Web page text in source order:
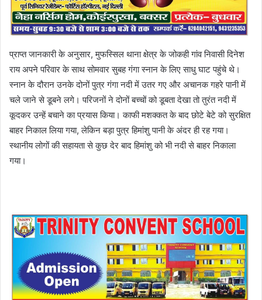
प्राप्त जानकारी के अनुसार, मुफस्सिल थाना क्षेत्र के जोकही गांव निवासी दिनेश
राय अपने परिवार के साथ सोमवार सुबह गंगा स्नान के लिए साधु घाट पहुंचे थे।
स्नान के दौरान उनके दोनों पुत्र गंगा नदी में उतर गए और अचानक गहरे पानी में
चले जाने से डूबने लगे। परिजनों ने दोनों बच्चों को डूबता देखा तो तुरंत नदी में
कूदकर उन्हें बचाने का प्रयास किया। काफी मशक्कत के बाद छोटे बेटे को सुरक्षित
बाहर निकाल लिया गया, लेकिन बड़ा पुत्र हिमांशु पानी के अंदर ही रह गया।
स्थानीय लोगों की सहायता से कुछ देर बाद हिमांशु को भी नदी से बाहर निकाला
गया।